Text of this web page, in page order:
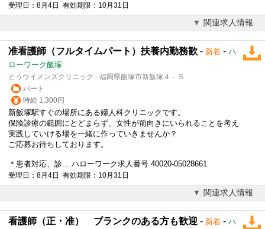
受理日：8月4日 有効期限：10月31日
関連求人情報
准看護師（フルタイムパート）扶養内勤務歓 - 新着 - ハ
ローワーク飯塚
とうウイメンズクリニック - 福岡県飯塚市新飯塚４－５
パート
時給 1,300円
新飯塚駅すぐの場所にある婦人科クリニックです。
保険診療の範囲にとどまらず、女性が前向きにいられることを考え
実践していける場を一緒に作っていきませんか？
ご応募お待ちしております。
＊患者対応、診... ハローワーク求人番号 40020-05028661
受理日：8月4日 有効期限：10月31日
関連求人情報
看護師（正・准） ブランクのある方も歓迎 - 新着 - ハ